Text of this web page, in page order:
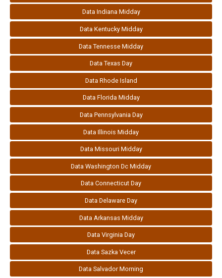
Data Indiana Midday
Data Kentucky Midday
Data Tennesse Midday
Data Texas Day
Data Rhode Island
Data Florida Midday
Data Pennsylvania Day
Data Illinois Midday
Data Missouri Midday
Data Washington Dc Midday
Data Connecticut Day
Data Delaware Day
Data Arkansas Midday
Data Virginia Day
Data Sazka Vecer
Data Salvador Morning